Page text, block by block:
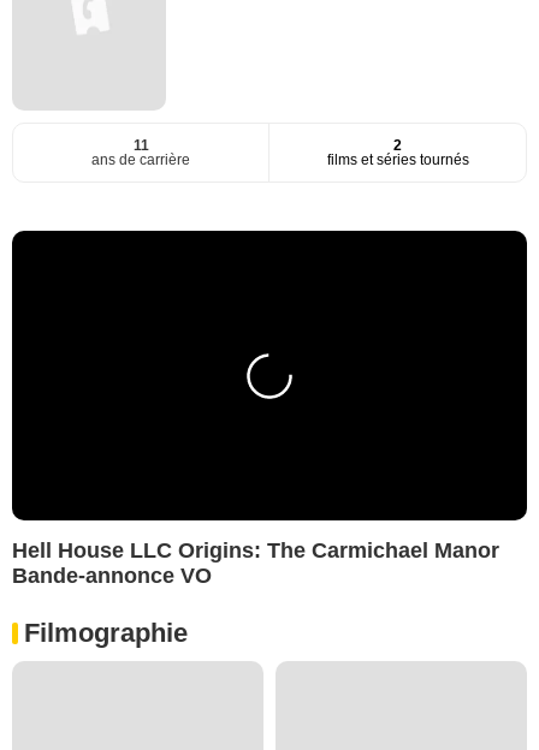
11
ans de carrière
2
films et séries tournés
Hell House LLC Origins: The Carmichael Manor
Bande-annonce VO
Filmographie